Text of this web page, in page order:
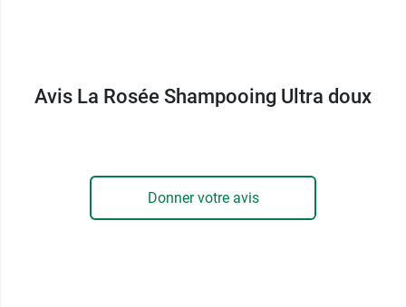
Avis La Rosée Shampooing Ultra doux
Donner votre avis